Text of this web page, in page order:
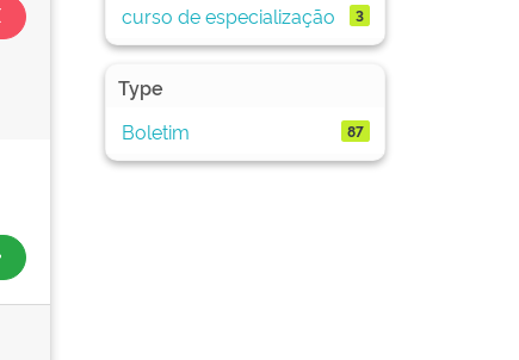
curso de especialização 3
Type
Boletim
87